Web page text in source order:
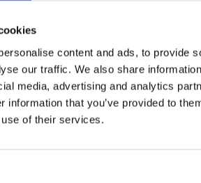
content and ads, to provide
our traffic. We also share
media, advertising and analytics
information that you’ve provided to
of their services.
Crengi
lemn
Motocultor
Motoburghiu
Multifunctional
super reduceri!